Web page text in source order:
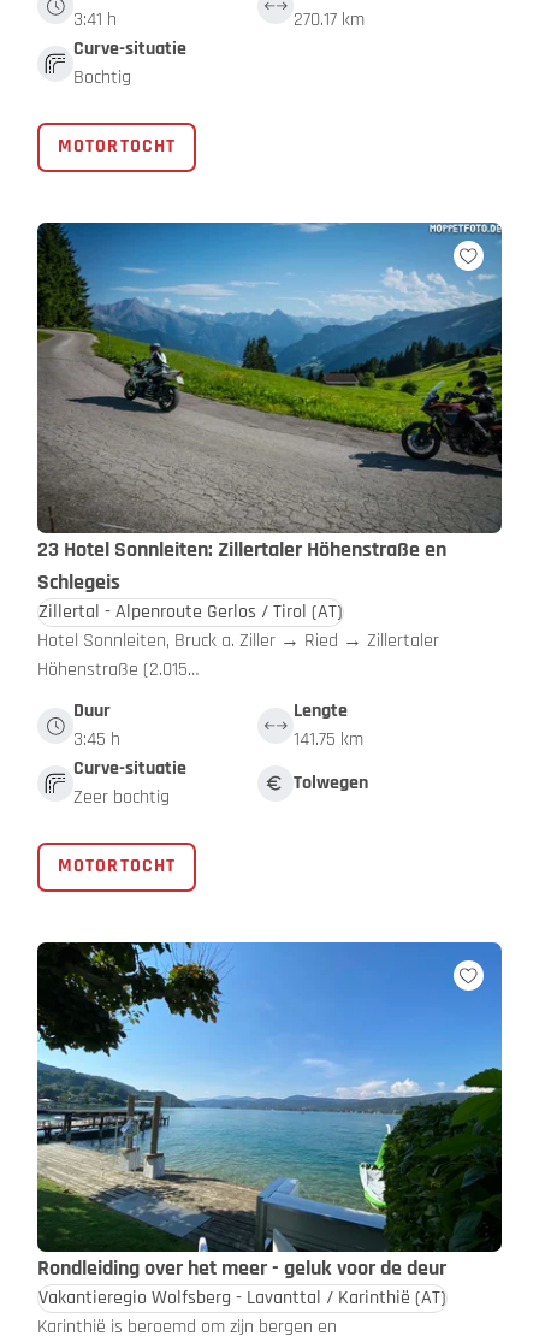
3:41 h
270.17 km
Curve-situatie
Bochtig
MOTORTOCHT
23 Hotel Sonnleiten: Zillertaler Höhenstraße en
Schlegeis
Zillertal - Alpenroute Gerlos / Tirol (AT)
Hotel Sonnleiten, Bruck a. Ziller → Ried → Zillertaler
Höhenstraße (2.015…
Duur
3:45 h
Lengte
141.75 km
Curve-situatie
Zeer bochtig
Tolwegen
MOTORTOCHT
Rondleiding over het meer - geluk voor de deur
Vakantieregio Wolfsberg - Lavanttal / Karinthië (AT)
Karinthië is beroemd om zijn bergen en